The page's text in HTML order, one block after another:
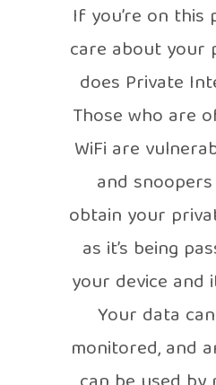
If you’re on this
care about your
does Private
Those who are
WiFi are
and
obtain your
as it’s being
your device and
Your data
monitored, and